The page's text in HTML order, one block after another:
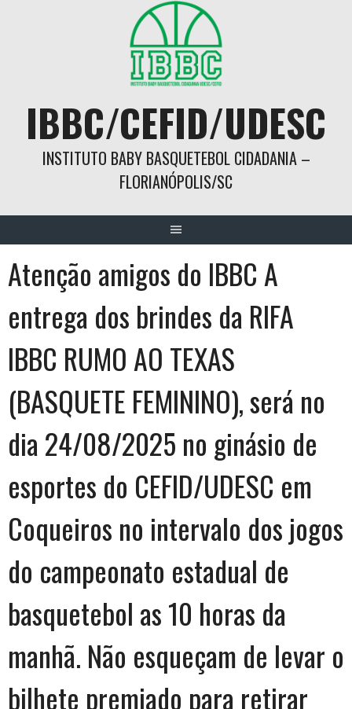
IBBC/CEFID/UDESC
INSTITUTO BABY BASQUETEBOL CIDADANIA –
FLORIANÓPOLIS/SC
Atenção amigos do IBBC A
entrega dos brindes da RIFA
IBBC RUMO AO TEXAS
(BASQUETE FEMININO), será no
dia 24/08/2025 no ginásio de
esportes do CEFID/UDESC em
Coqueiros no intervalo dos jogos
do campeonato estadual de
basquetebol as 10 horas da
manhã. Não esqueçam de levar o
bilhete premiado para retirar